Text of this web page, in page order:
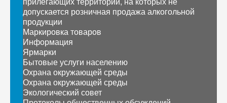
допускается розничная продажа алкогольной
продукции
Маркировка товаров
Информация
Ярмарки
Бытовые услуги населению
Охрана окружающей среды
Охрана окружающей среды
Экологический совет